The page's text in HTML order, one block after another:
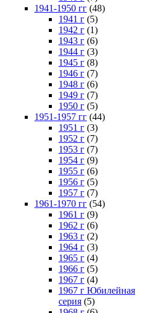
1941-1950 гг (48)
1941 г (5)
1942 г (1)
1943 г (6)
1944 г (3)
1945 г (8)
1946 г (7)
1948 г (6)
1949 г (7)
1950 г (5)
1951-1957 гг (44)
1951 г (3)
1952 г (7)
1953 г (7)
1954 г (9)
1955 г (6)
1956 г (5)
1957 г (7)
1961-1970 гг (54)
1961 г (9)
1962 г (6)
1963 г (2)
1964 г (3)
1965 г (4)
1966 г (5)
1967 г (4)
1967 г Юбилейная
серия (5)